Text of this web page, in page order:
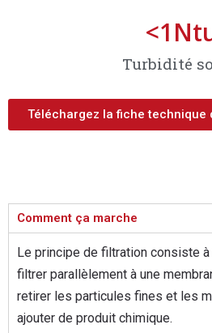
<1
Turbidité
Téléchargez la fiche technique
Comment ça marche
Le principe de filtration consiste
filtrer parallèlement à une
retirer les particules fines et les
ajouter de produit chimique.